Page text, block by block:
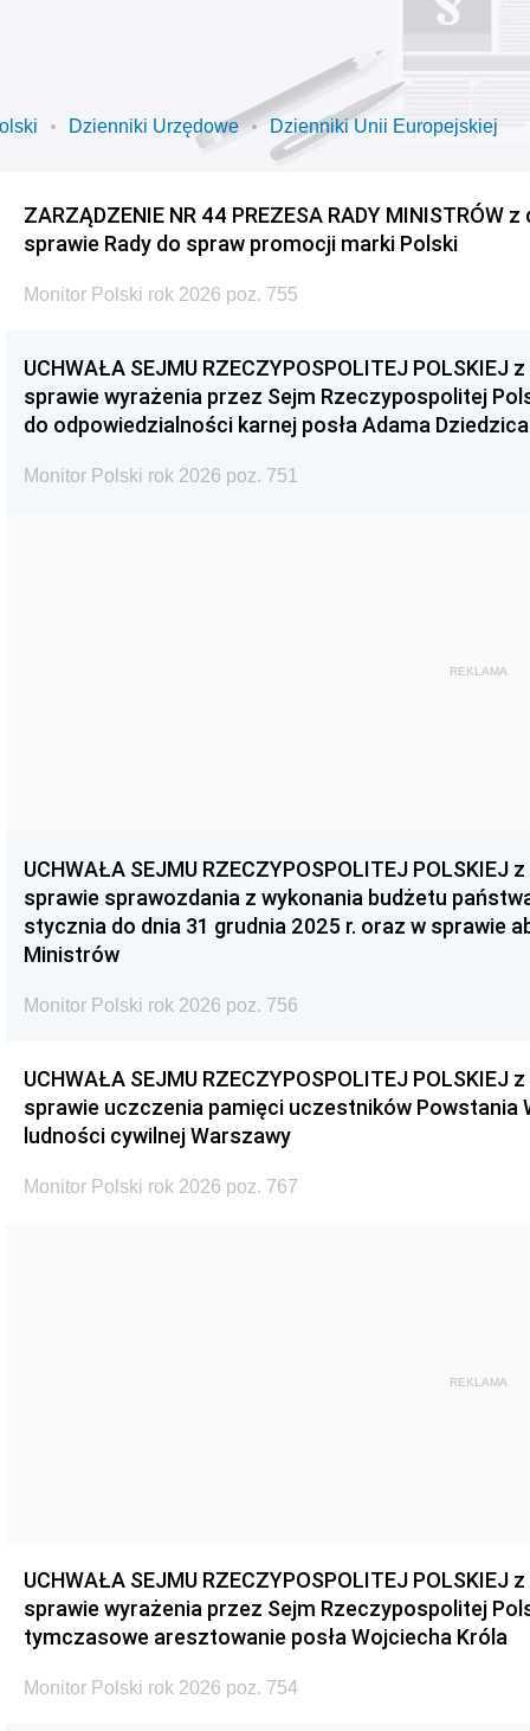
Dzienniki Urzędowe Dzienniki Unii Europejskiej
ZARZĄDZENIE NR 44 PREZESA RADY MINISTRÓW
sprawie Rady do spraw promocji marki Polski
Monitor Polski rok 2026 poz. 755
UCHWAŁA SEJMU RZECZYPOSPOLITEJ POLSKIEJ
sprawie wyrażenia przez Sejm Rzeczypospolitej
do odpowiedzialności karnej posła Adama Dziedzica
Monitor Polski rok 2026 poz. 751
REKLAMA
UCHWAŁA SEJMU RZECZYPOSPOLITEJ POLSKIEJ
sprawie sprawozdania z wykonania budżetu
stycznia do dnia 31 grudnia 2025 r. oraz w sprawie
Ministrów
Monitor Polski rok 2026 poz. 756
UCHWAŁA SEJMU RZECZYPOSPOLITEJ POLSKIEJ
sprawie uczczenia pamięci uczestników Powstania
ludności cywilnej Warszawy
Monitor Polski rok 2026 poz. 767
REKLAMA
UCHWAŁA SEJMU RZECZYPOSPOLITEJ POLSKIEJ
sprawie wyrażenia przez Sejm Rzeczypospolitej
tymczasowe aresztowanie posła Wojciecha Króla
Monitor Polski rok 2026 poz. 754